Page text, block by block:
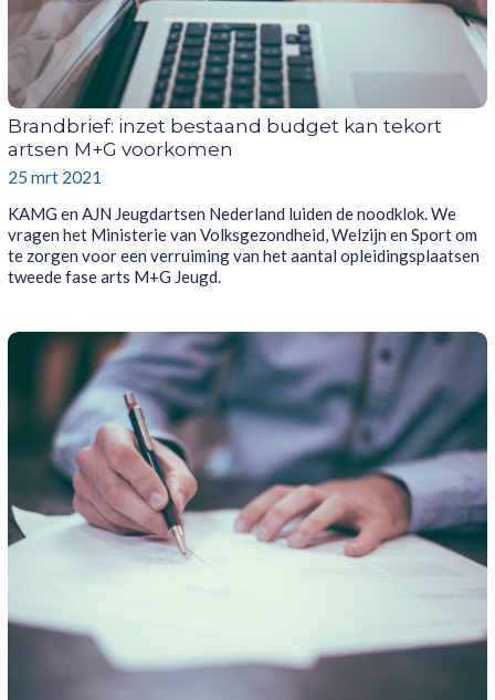
Brandbrief: inzet bestaand budget kan tekort
artsen M+G voorkomen
25 mrt 2021
KAMG en AJN Jeugdartsen Nederland luiden de noodklok. We
vragen het Ministerie van Volksgezondheid, Welzijn en Sport om
te zorgen voor een verruiming van het aantal opleidingsplaatsen
tweede fase arts M+G Jeugd.